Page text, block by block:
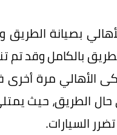
بصيانة الطريق
بالكامل وقد
الأهالي مرة أخرى
الطريق، حيث
السيارات.